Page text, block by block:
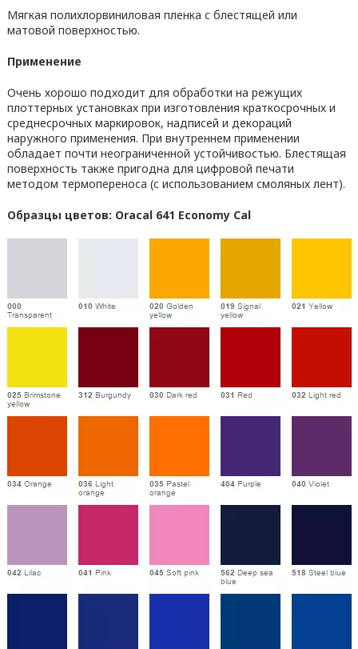
Мягкая полихлорвиниловая пленка с блестящей или
матовой поверхностью.
Применение
Очень хорошо подходит для обработки на режущих
плоттерных установках при изготовления краткосрочных и
среднесрочных маркировок, надписей и декораций
наружного применения. При внутреннем применении
обладает почти неограниченной устойчивостью. Блестящая
поверхность также пригодна для цифровой печати
методом термопереноса (с использованием смоляных лент).
Образцы цветов: Oracal 641 Economy Cal